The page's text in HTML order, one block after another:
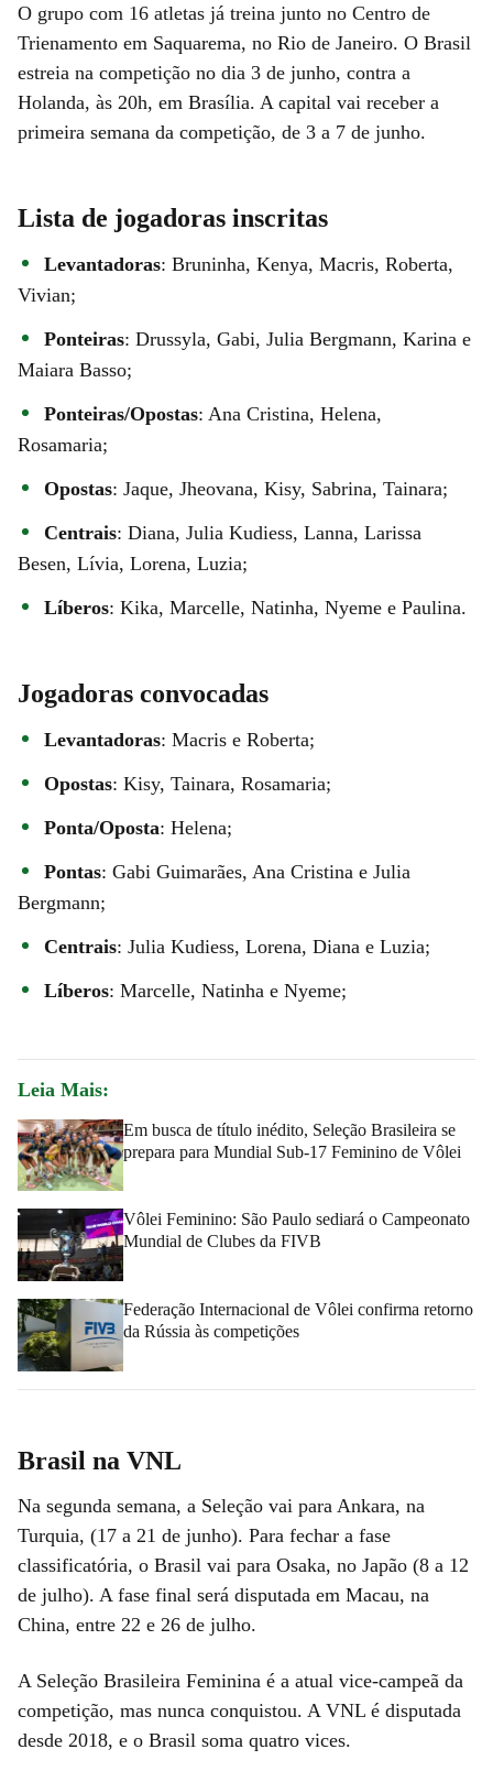
O grupo com 16 atletas já treina junto no Centro de
Trienamento em Saquarema, no Rio de Janeiro. O Brasil
estreia na competição no dia 3 de junho, contra a
Holanda, às 20h, em Brasília. A capital vai receber a
primeira semana da competição, de 3 a 7 de junho.
Lista de jogadoras inscritas
Levantadoras: Bruninha, Kenya, Macris, Roberta,
Vivian;
Ponteiras: Drussyla, Gabi, Julia Bergmann, Karina e
Maiara Basso;
Ponteiras/Opostas: Ana Cristina, Helena,
Rosamaria;
Opostas: Jaque, Jheovana, Kisy, Sabrina, Tainara;
Centrais: Diana, Julia Kudiess, Lanna, Larissa
Besen, Lívia, Lorena, Luzia;
Líberos: Kika, Marcelle, Natinha, Nyeme e Paulina.
Jogadoras convocadas
Levantadoras: Macris e Roberta;
Opostas: Kisy, Tainara, Rosamaria;
Ponta/Oposta: Helena;
Pontas: Gabi Guimarães, Ana Cristina e Julia
Bergmann;
Centrais: Julia Kudiess, Lorena, Diana e Luzia;
Líberos: Marcelle, Natinha e Nyeme;
Leia Mais:
Em busca de título inédito, Seleção Brasileira se
prepara para Mundial Sub-17 Feminino de Vôlei
Vôlei Feminino: São Paulo sediará o Campeonato
Mundial de Clubes da FIVB
Federação Internacional de Vôlei confirma retorno
da Rússia às competições
Brasil na VNL
Na segunda semana, a Seleção vai para Ankara, na
Turquia, (17 a 21 de junho). Para fechar a fase
classificatória, o Brasil vai para Osaka, no Japão (8 a 12
de julho). A fase final será disputada em Macau, na
China, entre 22 e 26 de julho.
A Seleção Brasileira Feminina é a atual vice-campeã da
competição, mas nunca conquistou. A VNL é disputada
desde 2018, e o Brasil soma quatro vices.